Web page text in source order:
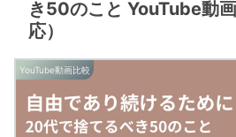
き50のこと YouTube動
応）
YouTube動画比較